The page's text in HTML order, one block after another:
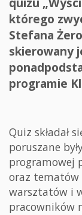
którego
Stefana
skierowany
programie
Quiz składał
poruszane
programowej
oraz tematów
warsztatów i
pracowników